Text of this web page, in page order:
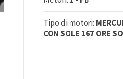
Tipo di motori:
CON SOLE 167 ORE